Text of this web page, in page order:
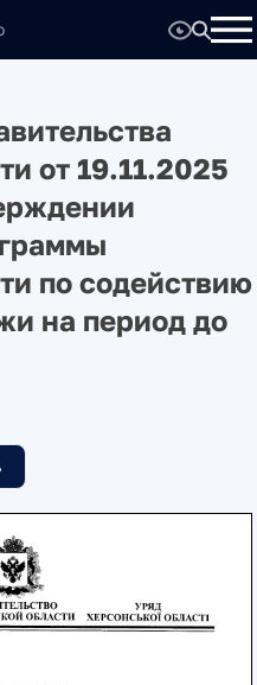
от 19.11.2025
по содействию
на период до